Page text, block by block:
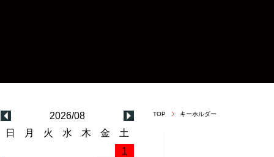
TOP キーホルダー
2026/08
日
月 火 水 木 金
土
1